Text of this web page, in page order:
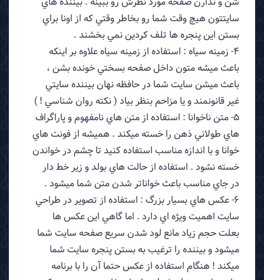
سايتتون هيچ وقت شما رو بخاطر وقتي كه از اونا براي
بستن اين پنجره ها تلف كردين نمي بخشند .
4- زمينه سياه : استفاده از زمينه سياه علاوه بر اينكه
باعث ميشه متون داخل صفحه بسختي خونده بشن ،
باعث ميشن سايت شما در حافظه نهان بيننده سايتي
غير قانونمند و يا مزاحم بنظر بياد ( نكته روان شناسي ! )
5- متن ناخوانا : استفاده از متن هاي نامفهوم و پاراگراف
هاي طولاني ذهن را خسته ميكند . هميشه از فونت هاي
خوانا و با اندازه مناسب استفاده كنيد تا چشم در خواندن
خسته نشود . استفاده از حالت هاي بولد و زير خط دار
در جاي مناسب باعث خواناتر شدن متن شما ميشود .
6- عكس هاي بسيار بزرگ : استفاده از تصوير در طراحي
سايت اهميت ويژه اي دارد . اما گاهي اين عكس ها
بعلت حجم زياد مانع لود شدن سريع صفحه سايت شما
ميشود و بيننده را ترغيب به بستن پنجره سايت شما
ميكند ! هنگام استفاده از عكس حتما آن را با برنامه